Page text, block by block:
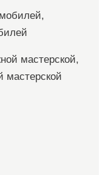
мастерской,
мастерской